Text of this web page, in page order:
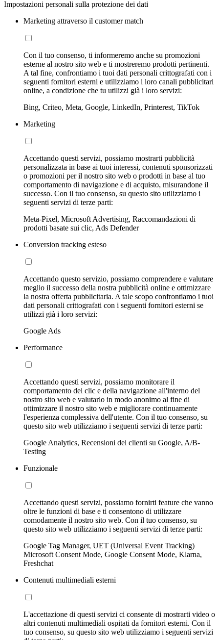
Impostazioni personali sulla protezione dei dati
Marketing attraverso il customer match
Con il tuo consenso, ti informeremo anche su promozioni
esterne al nostro sito web e ti mostreremo prodotti pertinenti.
A tal fine, confrontiamo i tuoi dati personali crittografati con i
seguenti fornitori esterni e utilizziamo i loro canali pubblicitari
online, a condizione che tu utilizzi già i loro servizi:
Bing, Criteo, Meta, Google, LinkedIn, Printerest, TikTok
Marketing
Accettando questi servizi, possiamo mostrarti pubblicità
personalizzata in base ai tuoi interessi, contenuti sponsorizzati
o promozioni per il nostro sito web o prodotti in base al tuo
comportamento di navigazione e di acquisto, misurandone il
successo. Con il tuo consenso, su questo sito utilizziamo i
seguenti servizi di terze parti:
Meta-Pixel, Microsoft Advertising, Raccomandazioni di
prodotti basate sui clic, Ads Defender
Conversion tracking esteso
Accettando questo servizio, possiamo comprendere e valutare
meglio il successo della nostra pubblicità online e ottimizzare
la nostra offerta pubblicitaria. A tale scopo confrontiamo i tuoi
dati personali crittografati con i seguenti fornitori esterni se
utilizzi già i loro servizi:
Google Ads
Performance
Accettando questi servizi, possiamo monitorare il
comportamento dei clic e della navigazione all'interno del
nostro sito web e valutarlo in modo anonimo al fine di
ottimizzare il nostro sito web e migliorare continuamente
l'esperienza complessiva dell'utente. Con il tuo consenso, su
questo sito web utilizziamo i seguenti servizi di terze parti:
Google Analytics, Recensioni dei clienti su Google, A/B-
Testing
Funzionale
Accettando questi servizi, possiamo fornirti feature che vanno
oltre le funzioni di base e ti consentono di utilizzare
comodamente il nostro sito web. Con il tuo consenso, su
questo sito web utilizziamo i seguenti servizi di terze parti:
Google Tag Manager, UET (Universal Event Tracking)
Microsoft Consent Mode, Google Consent Mode, Klarna,
Freshchat
Contenuti multimediali esterni
L'accettazione di questi servizi ci consente di mostrarti video o
altri contenuti multimediali ospitati da fornitori esterni. Con il
tuo consenso, su questo sito web utilizziamo i seguenti servizi